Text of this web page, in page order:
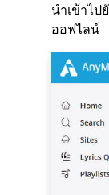
นำเข้าไ
ออฟไลน์